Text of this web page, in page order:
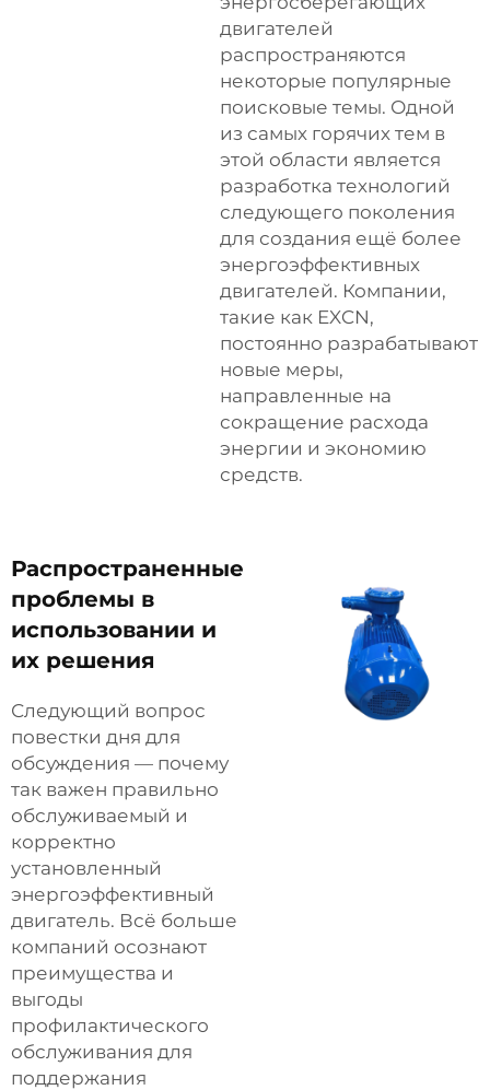
двигателей
распространяются
некоторые популярные
поисковые темы. Одной
из самых горячих тем в
этой области является
разработка технологий
следующего поколения
для создания ещё более
энергоэффективных
двигателей. Компании,
такие как EXCN,
постоянно разрабатывают
новые меры,
направленные на
сокращение расхода
энергии и экономию
средств.
Распространенные
проблемы в
использовании и
их решения
Следующий вопрос
повестки дня для
обсуждения — почему
так важен правильно
обслуживаемый и
корректно
установленный
энергоэффективный
двигатель. Всё больше
компаний осознают
преимущества и
выгоды
профилактического
обслуживания для
поддержания